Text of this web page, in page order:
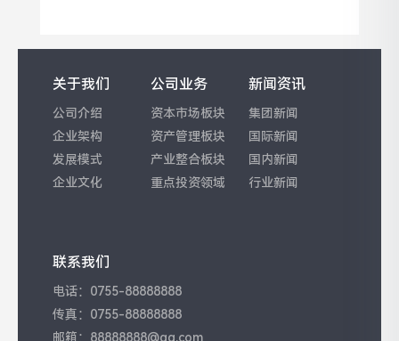
关于我们
公司介绍
企业架构
发展模式
企业文化
公司业务
资本市场板块
资产管理板块
产业整合板块
重点投资领域
新闻资讯
集团新闻
国际新闻
国内新闻
行业新闻
联系我们
电话：0755-88888888
传真：0755-88888888
邮箱：88888888@qq.com